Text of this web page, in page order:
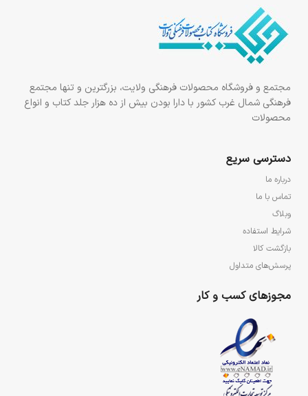
مجتمع و فروشگاه محصولات فرهنگی ولایت، بزرگترین و تنها مجتمع
فرهنگی شمال غرب کشور با دارا بودن بیش از ده هزار جلد کتاب و انواع
محصولات
دسترسی سریع
درباره ما
تماس با ما
وبلاگ
شرایط استفاده
بازگشت کالا
پرسش‌های متداول
مجوزهای کسب و کار